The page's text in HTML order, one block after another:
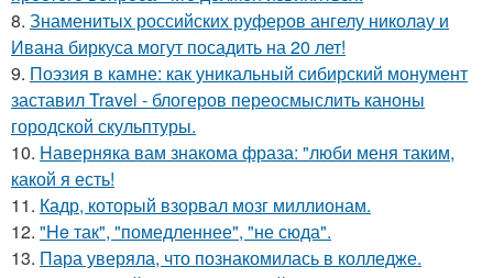
8. Знаменитых российских руферов ангелу николау и
Ивана биркуса могут посадить на 20 лет!
9. Поэзия в камне: как уникальный сибирский монумент
заставил Travel - блогеров переосмыслить каноны
городской скульптуры.
10. Hаверняка вам знакома фраза: "люби меня таким,
какой я есть!
11. Кадр, который взорвал мозг миллионам.
12. "He так", "помедленнее", "не сюда".
13. Пара уверяла, что познакомилась в колледже.